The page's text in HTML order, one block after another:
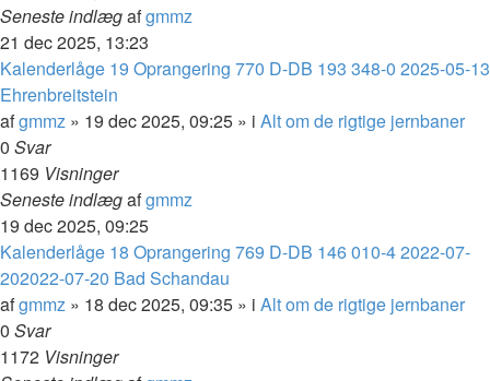
Seneste indlægafgmmz
21 dec 2025, 13:23
Kalenderlåge 19 Oprangering 770 D-DB 193 348-0 2025-05-13
Ehrenbreitstein
afgmmz » 19 dec 2025, 09:25 » i Alt om de rigtige jernbaner
0 Svar
1169 Visninger
Seneste indlægafgmmz
19 dec 2025, 09:25
Kalenderlåge 18 Oprangering 769 D-DB 146 010-4 2022-07-
202022-07-20 Bad Schandau
afgmmz » 18 dec 2025, 09:35 » i Alt om de rigtige jernbaner
0 Svar
1172 Visninger